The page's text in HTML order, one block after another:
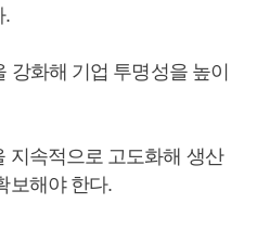
.
강화해 기업 투명성을 높이
지속적으로 고도화해 생산
보해야 한다.